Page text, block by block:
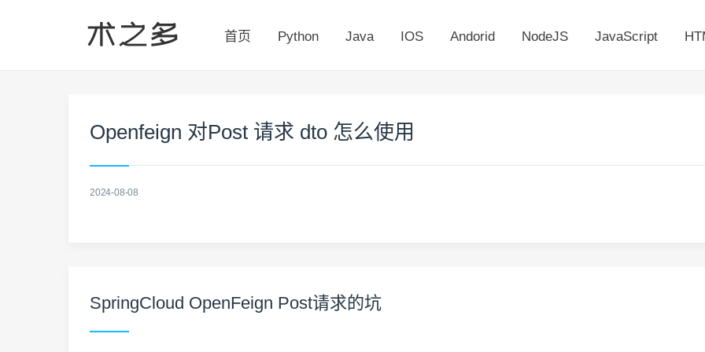
首页 Python Java IOS Andorid NodeJS JavaScript
Openfeign 对Post 请求 dto 怎么使用
2024-08-08
SpringCloud OpenFeign Post请求的坑